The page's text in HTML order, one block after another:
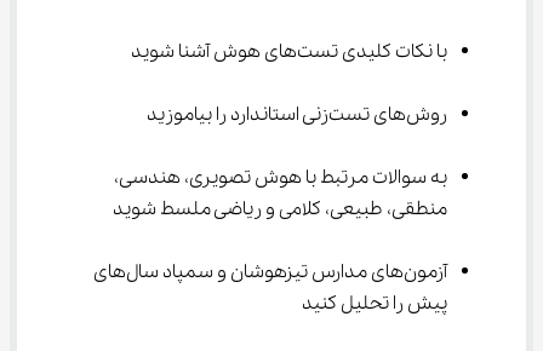
با نکات کلیدی تست‌های هوش آشنا ‌شوید
روش‌های تست‌زنی استاندارد را بیاموزید
به سوالات مرتبط با هوش تصویری، هندسی،
منطقی، طبیعی، کلامی و ریاضی ملسط ‌شوید
آزمون‌های مدارس تیزهوشان و سمپاد سال‌های
پیش را تحلیل ‌کنید